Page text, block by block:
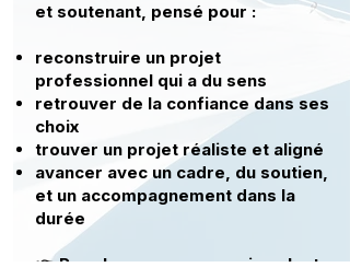
et soutenant, pensé pour :
reconstruire un projet
professionnel qui a du sens
retrouver de la confiance dans ses
choix
trouver un projet réaliste et aligné
avancer avec un cadre, du soutien,
et un accompagnement dans la
durée
👉 Pour les personnes qui veulent